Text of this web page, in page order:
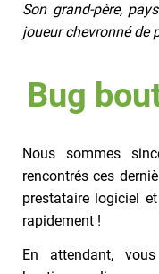
Son grand-père,
joueur chevronné de
Bug
Nous sommes
rencontrés ces
prestataire logiciel
rapidement !
En attendant,